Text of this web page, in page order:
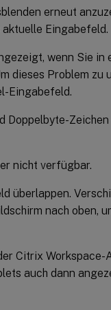
erneut
Eingabefeld.
wenn Sie in
dieses Problem zu
Eingabefeld.
Zeichen
nicht verfügbar.
überlappen.
nach oben,
Citrix Workspace-
auch dann